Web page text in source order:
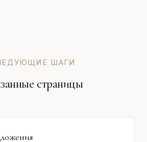
ШАГИ
страницы